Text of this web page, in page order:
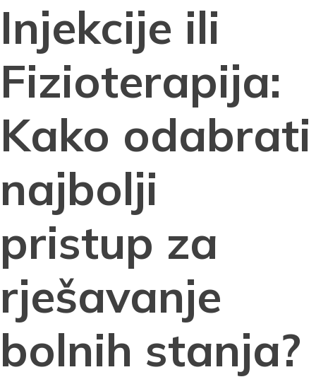
Injekcije ili
Fizioterapija:
Kako odabrati
najbolji
pristup za
rješavanje
bolnih stanja?